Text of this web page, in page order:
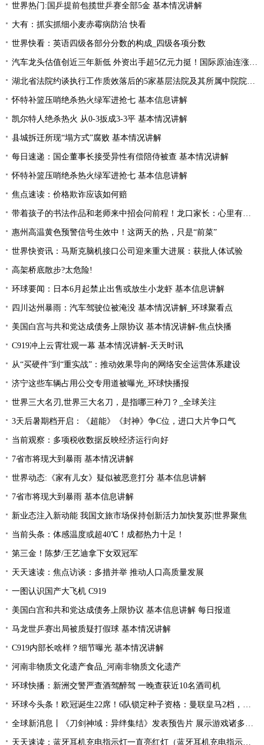
世界热门:国乒提前包揽世乒赛全部5金 基本情况讲解
大有：抓实抓细小麦赤霉病防治 快看
世界快看：英语四级各部分分数的构成_四级各项分数
汽车龙头估值创近三年新低 外资出手超5亿元力挺！国际原油连涨两周 “聪明资金”加仓能源行业
湖北省法院约谈执行工作质效落后的5家基层法院及其所属中院院长|当前焦点
怀特补篮压哨绝杀热火绿军进抢七 基本信息讲解
凯尔特人绝杀热火 从0-3扳成3-3平 基本情况讲解
县城拆迁所现“塌方式”腐败 基本情况讲解
每日速递：国企董事长接受异性有偿陪侍被查 基本情况讲解
怀特补篮压哨绝杀热火绿军进抢七 基本信息讲解
焦点速读：价格欺诈应该如何赔
带着孩子的书法作品和老师来中招会问前程！龙口家长：心里有底了
惠州高温黄色预警信号生效中！这两天的热，只是“前菜”
世界快资讯：马斯克脑机接口公司迎来重大进展：获批人体试验
高架桥底散步?太危险!
环球要闻：日本6月起禁止出售或放生小龙虾 基本信息讲解
四川达州暴雨：汽车驾驶位被淹没 基本情况讲解_环球聚看点
美国白宫与共和党达成债务上限协议 基本情况讲解-焦点快播
C919冲上云霄壮观一幕 基本情况讲解-天天时讯
从“买硬件”到“重实战”：推动效果导向的网络安全运营体系建设
济宁这些车辆占用公交专用道被曝光_环球快播报
世界三大名刃,世界三大名刀，是指哪三种刀？_全球关注
3天后暑期档开启：《超能》《封神》争C位，进口大片争口气
当前观察：多项税收数据反映经济运行向好
7省市将现大到暴雨 基本情况讲解
世界动态:《家有儿女》疑似被恶意打分 基本信息讲解
7省市将现大到暴雨 基本信息讲解
新业态注入新动能 我国文旅市场保持创新活力加快复苏|世界聚焦
当前头条：体感温度或超40℃！成都热力十足！
第三金！陈梦/王艺迪拿下女双冠军
天天速读：焦点访谈：多措并举 推动人口高质量发展
一图认识国产大飞机 C919
美国白宫和共和党达成债务上限协议 基本信息讲解 每日报道
马龙世乒赛出局被质疑打假球 基本情况讲解
C919内部长啥样？细节曝光 基本情况讲解
河南非物质文化遗产食品_河南非物质文化遗产
环球快播：新洲交警严查酒驾醉驾 一晚查获近10名酒司机
环球今头条！欧冠诞生22席！6队锁定种子资格：曼联皇马2档，酝酿死亡之组
全球新消息丨《刀剑神域：异绊集结》发表预告片 展示游戏诸多玩法
天天速读：蓝牙耳机充电指示灯一直亮红灯（蓝牙耳机充电指示灯）